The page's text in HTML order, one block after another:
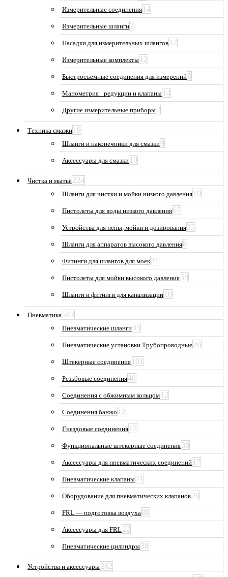
Измерительные соединения 14
Измерительные шланги2
Насадки для измерительных шлангов 12
Измерительные комплекты 12
Быстросъемные соединения для измерений8
Манометрия_ редукции и клапаны 14
Другие измерительные приборы2
Техника смазки 19
Шланги и наконечники для смазки9
Аксессуары для смазки 10
Чистка и мытьё224
Шланги для чистки и мойки низкого давления 10
Пистолеты для воды низкого давления67
Устройства для пены, мойки и дозирования33
Шланги для аппаратов высокого давления8
Фитинги для шлангов для моек37
Пистолеты для мойки высокого давления59
Шланги и фитинги для канализации 10
Пневматика543
Пневматические шланги35
Пневматические установки Трубопроводные26
Штекерные соединения 101
Резьбовые соединения40
Соединения с обжимным кольцом 12
Соединения банжо 12
Гнездовые соединения 17
Функциональные штекерные соединения38
Аксессуары для пневматических соединений 17
Пневматические клапаны71
Оборудование для пневматических клапанов26
FRL — подготовка воздуха88
Аксессуары для FRL22
Пневматические цилиндры38
Устройства и аксессуары262